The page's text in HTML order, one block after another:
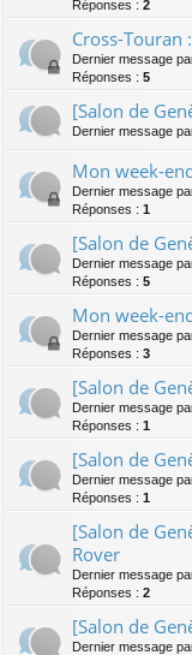
Réponses : 2
Cross-
Dernier message
Réponses : 5
[Salon de
Dernier message
Mon week-
Dernier message
Réponses : 1
[Salon de
Dernier message
Réponses : 5
Mon week-
Dernier message
Réponses : 3
[Salon de
Dernier message
Réponses : 1
[Salon de
Dernier message
Réponses : 1
[Salon de
Rover
Dernier message
Réponses : 2
[Salon de
Dernier message